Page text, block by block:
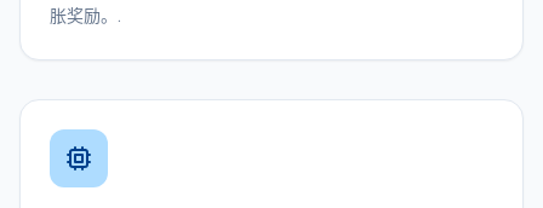
胀奖励。.